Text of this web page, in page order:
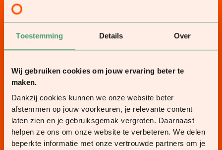
Toestemming Details Over
Wij gebruiken cookies om jouw ervaring beter te
maken.
Dankzij cookies kunnen we onze website beter
afstemmen op jouw voorkeuren, je relevante content
laten zien en je gebruiksgemak vergroten. Daarnaast
helpen ze ons om onze website te verbeteren. We delen
beperkte informatie met onze vertrouwde partners om je